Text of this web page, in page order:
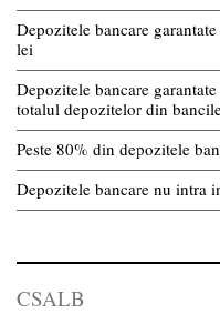
Depozitele bancare
lei
Depozitele bancare
totalul depozitelor din
Peste 80% din depozitele
Depozitele bancare nu intra
CSALB